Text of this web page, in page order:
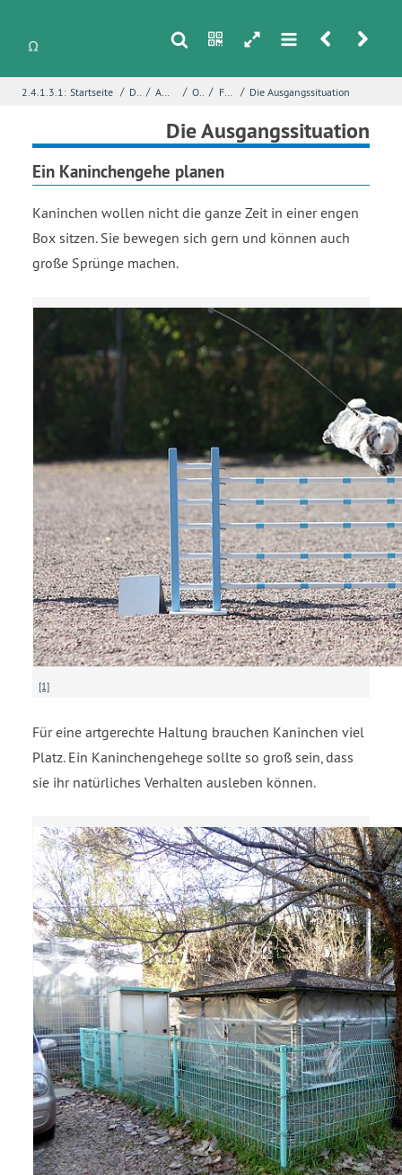
s n h m r u
2.4.1.3.1: Startseite / Differentialrechnung / Anwendungen von Funktionsuntersuchungen / Optimierungsprobleme / Fallstudie – Optimale Rechtecke / Die Ausgangssituation
Die Ausgangssituation
Ein Kaninchengehe planen
Kaninchen wollen nicht die ganze Zeit in einer engen
Box sitzen. Sie bewegen sich gern und können auch
große Sprünge machen.
[1]
Für eine artgerechte Haltung brauchen Kaninchen viel
Platz. Ein Kaninchengehege sollte so groß sein, dass
sie ihr natürliches Verhalten ausleben können.
Seite *